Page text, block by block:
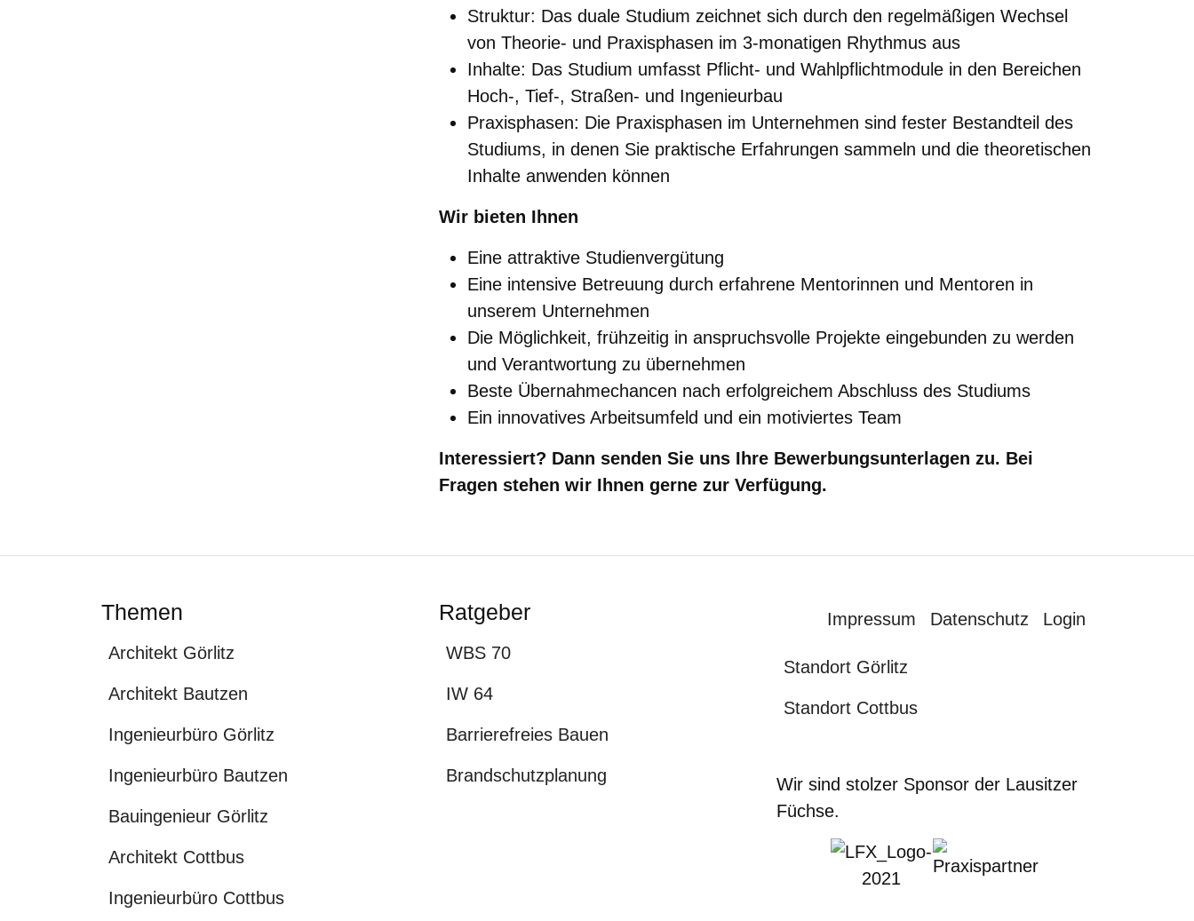
Struktur: Das duale Studium zeichnet sich durch den regelmäßigen Wechsel
von Theorie- und Praxisphasen im 3-monatigen Rhythmus aus
Inhalte: Das Studium umfasst Pflicht- und Wahlpflichtmodule in den Bereichen
Hoch-, Tief-, Straßen- und Ingenieurbau
Praxisphasen: Die Praxisphasen im Unternehmen sind fester Bestandteil des
Studiums, in denen Sie praktische Erfahrungen sammeln und die theoretischen
Inhalte anwenden können
Wir bieten Ihnen
Eine attraktive Studienvergütung
Eine intensive Betreuung durch erfahrene Mentorinnen und Mentoren in
unserem Unternehmen
Die Möglichkeit, frühzeitig in anspruchsvolle Projekte eingebunden zu werden
und Verantwortung zu übernehmen
Beste Übernahmechancen nach erfolgreichem Abschluss des Studiums
Ein innovatives Arbeitsumfeld und ein motiviertes Team
Interessiert? Dann senden Sie uns Ihre Bewerbungsunterlagen zu. Bei
Fragen stehen wir Ihnen gerne zur Verfügung.
Themen
Architekt Görlitz
Architekt Bautzen
Ingenieurbüro Görlitz
Ingenieurbüro Bautzen
Bauingenieur Görlitz
Architekt Cottbus
Ingenieurbüro Cottbus
Ratgeber
WBS 70
IW 64
Barrierefreies Bauen
Brandschutzplanung
Impressum Datenschutz Login
Standort Görlitz
Standort Cottbus
Wir sind stolzer Sponsor der Lausitzer
Füchse.